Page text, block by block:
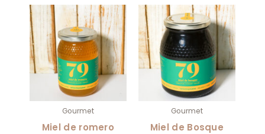
Gourmet
Miel de romero
Gourmet
Miel de Bosque